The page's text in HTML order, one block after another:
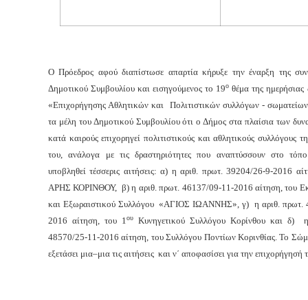
Ο Πρόεδρος αφού διαπίστωσε απαρτία κήρυξε την έναρξη της
Δημοτικού Συμβουλίου και εισηγούμενος το 19ο θέμα της ημερήσιας
«Επιχορήγησης Αθλητικών και Πολιτιστικών συλλόγων -
τα μέλη του Δημοτικού Συμβουλίου ότι ο Δήμος στα πλαίσια των
κατά καιρούς επιχορηγεί πολιτιστικούς και αθλητικούς συλλόγους
του, ανάλογα με τις δραστηριότητες που αναπτύσσουν στο
υποβληθεί τέσσερις αιτήσεις: α) η αριθ. πρωτ. 39204/26-9-2016
ΑΡΗΣ ΚΟΡΙΝΘΟΥ, β) η αριθ. πρωτ. 46137/09-11-2016 αίτηση, του
και Εξωραιστικού Συλλόγου «ΑΓΙΟΣ ΙΩΑΝΝΗΣ», γ) η αριθ. πρωτ.
2016 αίτηση, του 1ου
Κυνηγετικού Συλλόγου Κορίνθου και δ)
48570/25-11-2016 αίτηση, του Συλλόγου Ποντίων Κορινθίας. Το
εξετάσει μια–μια τις αιτήσεις και ν΄ αποφασίσει για την επιχορήγησή